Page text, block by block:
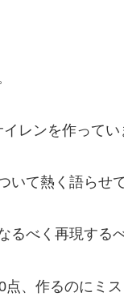
レンを作ってい
いて熱く語らせ
るべく再現する
、作るのにミ